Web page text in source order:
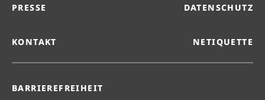
PRESSE DATENSCHUTZ
KONTAKT NETIQUETTE
BARRIEREFREIHEIT